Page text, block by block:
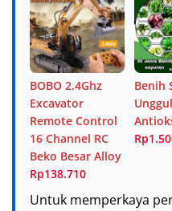
BOBO 2.4Ghz
Excavator
Remote Control
16 Channel RC
Beko Besar Alloy
Rp138.710
Benih
Untuk memperkaya